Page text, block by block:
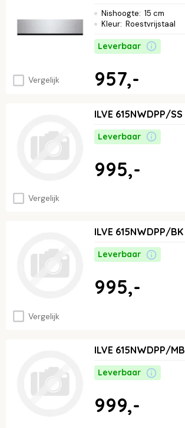
Vergelijk
Nishoogte: 15 cm
Kleur: Roestvrijstaal
Leverbaar
957,-
Vergelijk
ILVE 615NWDPP/SS
Leverbaar
995,-
Vergelijk
ILVE 615NWDPP/BK
Leverbaar
995,-
ILVE 615NWDPP/MB
Leverbaar
999,-